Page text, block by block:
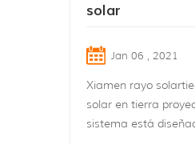
solar
Jan 06 , 2021
Xiamen rayo
solar en tierra
sistema está